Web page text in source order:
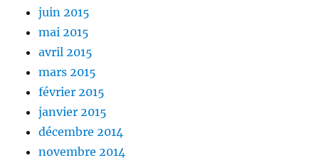
juin 2015
mai 2015
avril 2015
mars 2015
février 2015
janvier 2015
décembre 2014
novembre 2014